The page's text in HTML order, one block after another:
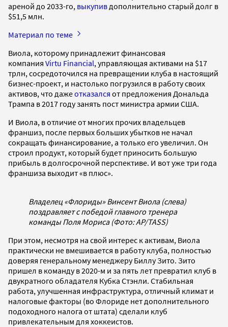
ареной до 2033-го, выкупив дополнительно старый долг в
$51,5 млн.
Материал по теме
Виола, которому принадлежит финансовая
компания Virtu Financial, управляющая активами на $17
трлн, сосредоточился на превращении клуба в настоящий
бизнес-проект, и настолько погрузился в работу своих
активов, что дажеотказался от предложения Дональда
Трампа в 2017 году занять пост министра армии США.
И Виола, в отличие от многих прочих владельцев
франшиз, после первых больших убытков не начал
сокращать финансирование, а только его увеличил. Он
строил продукт, который будет приносить большую
прибыль в долгосрочной перспективе. И вот уже три года
франшиза выходит «в плюс».
Владелец «Флориды» Винсент Виола (слева)
поздравляет с победой главного тренера
команды Поля Мориса (Фото: AP/TASS)
При этом, несмотря на свой интерес к активам, Виола
практически не вмешивается в работу клуба, полностью
доверяя генеральному менеджеру Биллу Зито. Зито
пришел в команду в 2020-м и за пять лет превратил клуб в
двукратного обладателя Кубка Стэнли. Стабильная
работа, улучшенная инфраструктура, отличный климат и
налоговые факторы (во Флориде нет дополнительного
подоходного налога от штата) сделали клуб
привлекательным для хоккеистов.